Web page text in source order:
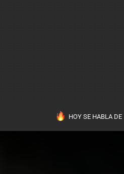
HOY SE HABLA DE